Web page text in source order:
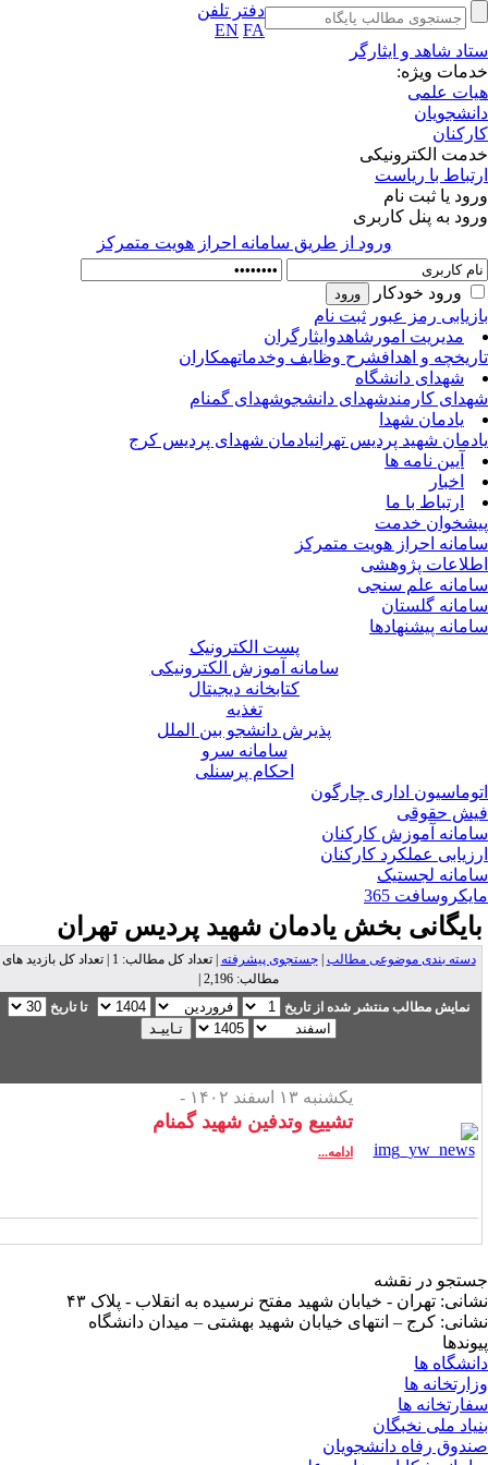
دفتر تلفن
EN FA
شاهد و ایثارگر
ویژه:
علمی
الکترونیکی
با ریاست
یا ثبت نام
به پنل کاربری
ورود از طريق سامانه احراز هويت متمركز
ورود خودکار
رمز عبور ثبت نام
مدیریت امورشاهدوایثارگران
و اهداف شرح وظایف وخدماتهمکاران
شهدای دانشگاه
کارمندشهدای دانشجوشهدای گمنام
یادمان شهدا
شهید پردیس تهران یادمان شهدای پردیس کرج
آیین نامه ها
اخبار
ارتباط با ما
خدمت
احراز هویت متمرکز
پژوهشی
علم سنجی
گلستان
پیشنهادها
پست الکترونیک
سامانه آموزش الکترونیکی
کتابخانه دیجیتال
تغذیه
پذیرش دانشجو بین الملل
سامانه سرو
احکام پرسنلی
اداری چارگون
حقوقی
آموزش کارکنان
عملکرد کارکنان
لجستیک
365
بخشیادمان شهید پردیس تهران
دسته بندی موضوعی مطالب|جستجوی پیشرفته
| تعداد کل مطالب: 1 | تعداد کل بازدید های
مطالب: 2,196 |
نمایش مطالب منتشر شده از تاریخ
تا تاریخ
یکشنبه ۱۳ اسفند ۱۴۰۲ -
تشییع وتدفین شهید گمنام
ادامه...
در نقشه
تهران - خیابان شهید مفتح نرسیده به انقلاب - پلاک ۴۳
کرج – انتهای خیابان شهید بهشتی – میدان دانشگاه
ها
ها
ها
ملی نخبگان
رفاه دانشجویان